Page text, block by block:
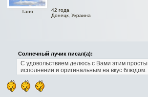
Таня
42 года
Донецк, Украина
Солнечный лучик писал(а):
С удовольствием делюсь с Вами этим
исполнении и оригинальным на вкус блюдом.